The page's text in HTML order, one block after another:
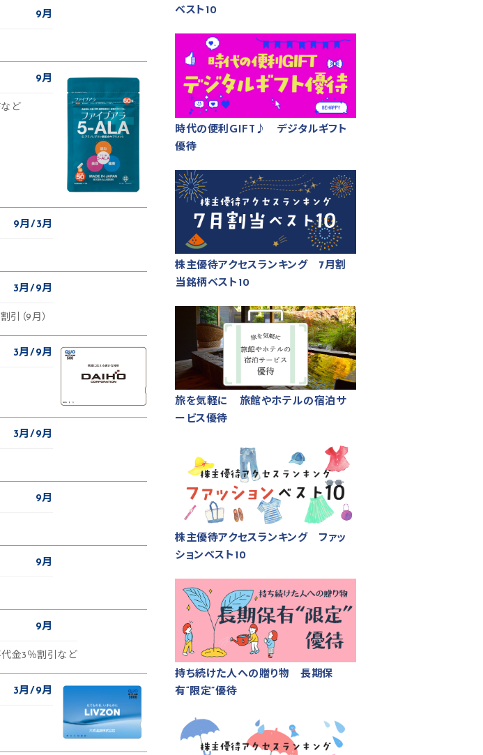
9月
9月
ど
9月 3月
3月 9月
引（9月）
3月 9月
3月 9月
9月
9月
9月
代金3％割引など
3月 9月
ベスト10
時代の便利GIFT♪ デジタルギフト
優待
株主優待アクセスランキング 7月割
当銘柄ベスト10
旅を気軽に 旅館やホテルの宿泊サ
ービス優待
株主優待アクセスランキング ファッ
ションベスト10
持ち続けた人への贈り物 長期保
有“限定”優待